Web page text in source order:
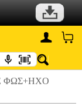
ΦΩΣ+ΗΧΟ